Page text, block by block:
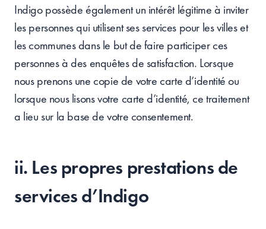
Indigo possède également un intérêt légitime à inviter
les personnes qui utilisent ses services pour les villes et
les communes dans le but de faire participer ces
personnes à des enquêtes de satisfaction. Lorsque
nous prenons une copie de votre carte d’identité ou
lorsque nous lisons votre carte d’identité, ce traitement
a lieu sur la base de votre consentement.
ii. Les propres prestations de
services d’Indigo